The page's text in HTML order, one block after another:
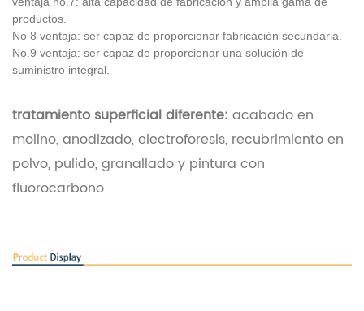
productos.
No 8 ventaja: ser capaz de proporcionar fabricación secundaria.
No.9 ventaja: ser capaz de proporcionar una solución de
suministro integral.
tratamiento superficial diferente: acabado en
molino, anodizado, electroforesis, recubrimiento en
polvo, pulido, granallado y pintura con
fluorocarbono